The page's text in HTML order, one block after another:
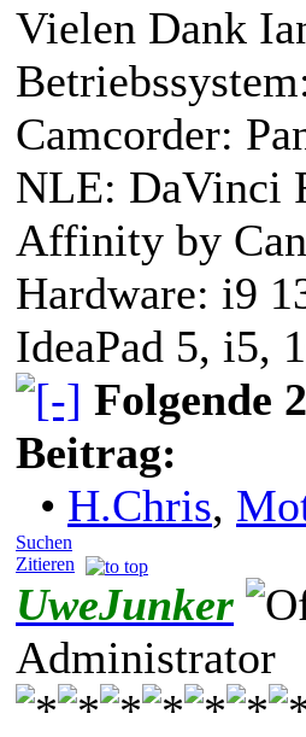
Vielen Dank
Camcorder:
NLE: DaVinci
Affinity by
Hardware: i9
IdeaPad 5, i5,
Folgende
Beitrag:
• H.Chris,
Suchen
Zitieren
UweJunker
Administrator